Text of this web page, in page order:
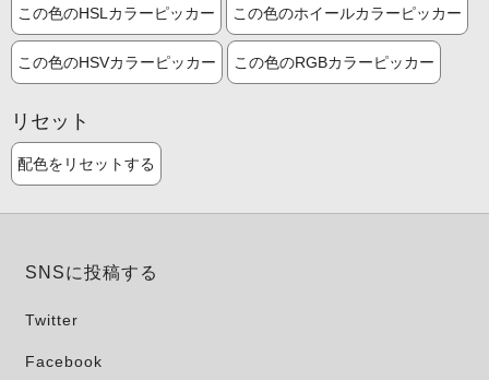
この色のHSLカラーピッカー この色のホイールカラーピッカー
この色のHSVカラーピッカー この色のRGBカラーピッカー
リセット
配色をリセットする
SNSに投稿する
Twitter
Facebook